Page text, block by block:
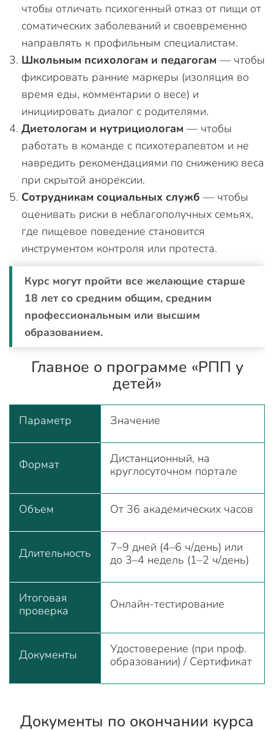
чтобы отличать психогенный отказ от пищи от
соматических заболеваний и своевременно
направлять к профильным специалистам.
Школьным психологам и педагогам — чтобы
фиксировать ранние маркеры (изоляция во
время еды, комментарии о весе) и
инициировать диалог с родителями.
Диетологам и нутрициологам — чтобы
работать в команде с психотерапевтом и не
навредить рекомендациями по снижению веса
при скрытой анорексии.
Сотрудникам социальных служб — чтобы
оценивать риски в неблагополучных семьях,
где пищевое поведение становится
инструментом контроля или протеста.
Курс могут пройти все желающие старше
18 лет со средним общим, средним
профессиональным или высшим
образованием.
Главное о программе «РПП у
детей»
Параметр Значение
Формат
Дистанционный, на
круглосуточном портале
Объем От 36 академических часов
Длительность
7–9 дней (4–6 ч/день) или
до 3–4 недель (1–2 ч/день)
Итоговая
проверка
Онлайн-тестирование
Документы
Удостоверение (при проф.
образовании) / Сертификат
Документы по окончании курса